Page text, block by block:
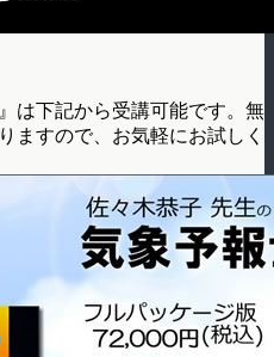
は下記から受講可能です。無
ますので、お気軽にお試しく